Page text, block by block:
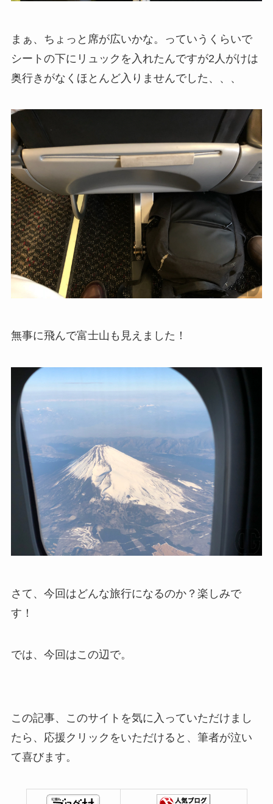
まぁ、ちょっと席が広いかな。っていうくらいで
シートの下にリュックを入れたんですが2人がけは
奥行きがなくほとんど入りませんでした、、、
無事に飛んで富士山も見えました！
さて、今回はどんな旅行になるのか？楽しみで
す！
では、今回はこの辺で。
この記事、このサイトを気に入っていただけまし
たら、応援クリックをいただけると、筆者が泣い
て喜びます。